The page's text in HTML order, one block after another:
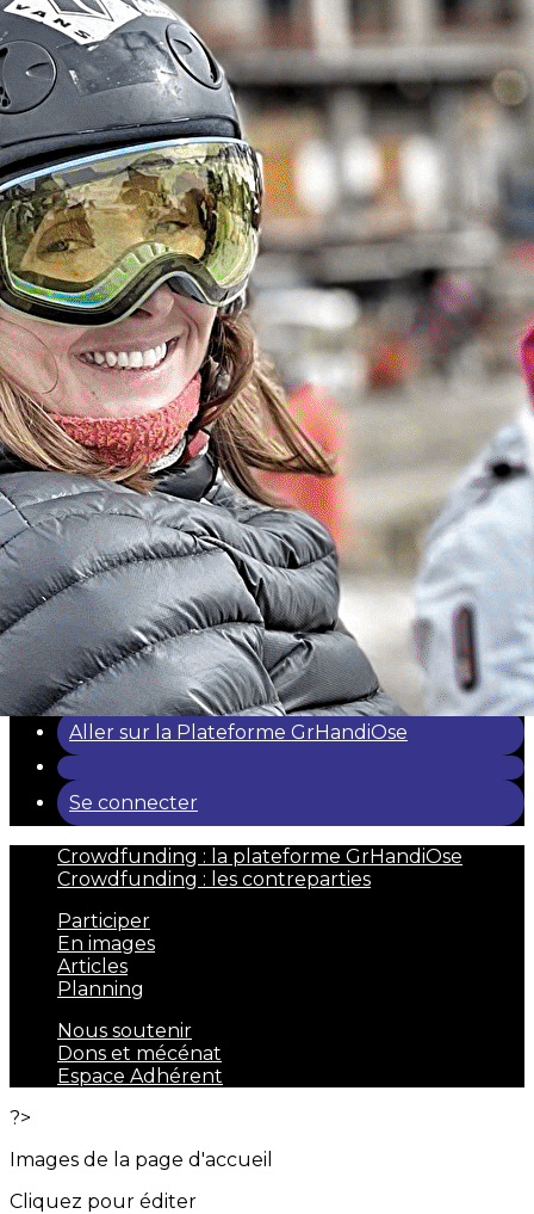
Exporter les lignes sélectionnées
Exporter toutes les colonnes
Exporter uniquement les colonnes affichées
Menu
Ajoutez un logo, un bouton, des réseaux sociaux
Cliquez pour éditer
Actualités▴▾
L'association▴▾
La plateforme▴▾
Crowdfunding▴▾
Crowdfunding : la plateforme GrHandiOse
Crowdfunding : les contreparties
Événements▴▾
Participer
En images
Articles
Planning
Quand les Handis Valident▴▾
Agir ensemble▴▾
Nous soutenir
Dons et mécénat
Espace Adhérent
Boutique▴▾
Aller sur la Plateforme GrHandiOse
Se connecter
Crowdfunding : la plateforme GrHandiOse
Crowdfunding : les contreparties
Participer
En images
Articles
Planning
Nous soutenir
Dons et mécénat
Espace Adhérent
?>
Images de la page d'accueil
Cliquez pour éditer